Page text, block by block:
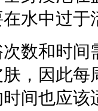
水中过于
数和时间
，因此每
间也应该